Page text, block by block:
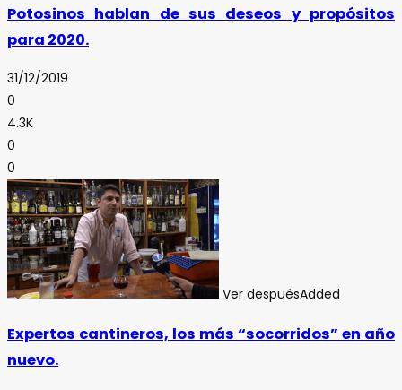
Potosinos hablan de sus deseos y propósitos
para 2020.
31/12/2019
0
4.3K
0
0
Ver despuésAdded
Expertos cantineros, los más “socorridos” en año
nuevo.